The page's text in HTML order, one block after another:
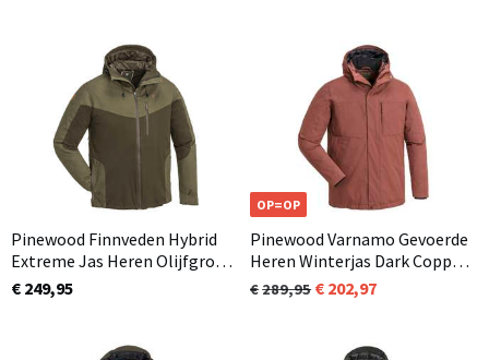
Pinewood Finnveden Hybrid
Extreme Jas Heren Olijfgroen
/ Jachtgroen (723)
€ 249,95
OP=OP
Pinewood Varnamo Gevoerde
Heren Winterjas Dark Copper
(566)
289,95 202,97